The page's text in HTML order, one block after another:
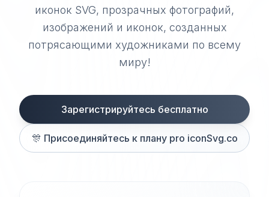
иконок SVG, прозрачных фотографий,
изображений и иконок, созданных
потрясающими художниками по всему
миру!
Зарегистрируйтесь бесплатно
🎊 Присоединяйтесь к плану pro iconSvg.co